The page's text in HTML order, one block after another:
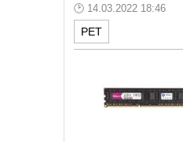
14.03.2022 18:46
РЕТ